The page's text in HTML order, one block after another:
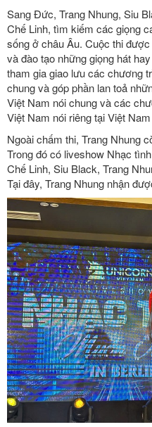
Sang Đức, Trang Nhung, Siu
Chế Linh, tìm kiếm các giọng
sống ở châu Âu. Cuộc thi
và đào tạo những giọng hát
tham gia giao lưu các chương
chung và góp phần lan toả
Việt Nam nói chung và các
Việt Nam nói riêng tại Việt
Ngoài chấm thi, Trang Nhung
Trong đó có liveshow Nhạc
Chế Linh, Siu Black, Trang
Tại đây, Trang Nhung nhận